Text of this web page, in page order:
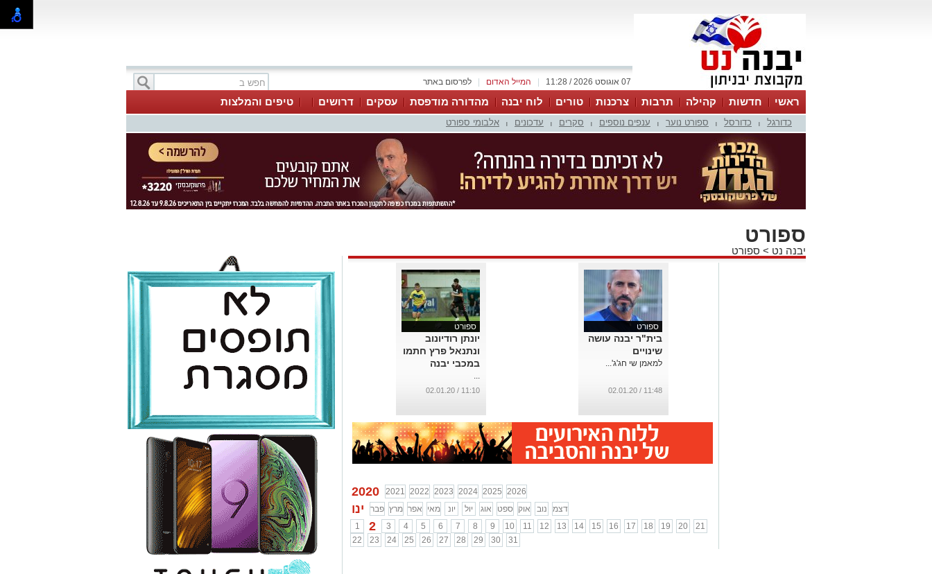
לפרסום באתר המייל האדום 07 אוגוסט 2026 / 11:28
ראשי חדשות קהילה תרבות צרכנות טורים לוח יבנה מהדורה מודפסת עסקים דרושים טיפים והמלצות
כדורגל כדורסל ספורט נוער ענפים נוספים סקרים עדכונים אלבומי ספורט
ספורט
יבנה נט > ספורט
ספורט
בית"ר יבנה עושה
שינויים
למאמן שי חג'ג'...
11:48 / 02.01.20
ספורט
יונתן רודיונוב
ונתנאל פרץ חתמו
במכבי יבנה
...
11:10 / 02.01.20
2020 2021 2022 2023 2024 2025 2026
ינו פבר מרץ אפר מאי יונ יול אוג ספט אוק נוב
דצמ
1
2 3 4 5 6 7 8 9 10 11 12 13 14 15 16 17 18 19 20
21
22
23 24 25 26 27 28 29 30 31